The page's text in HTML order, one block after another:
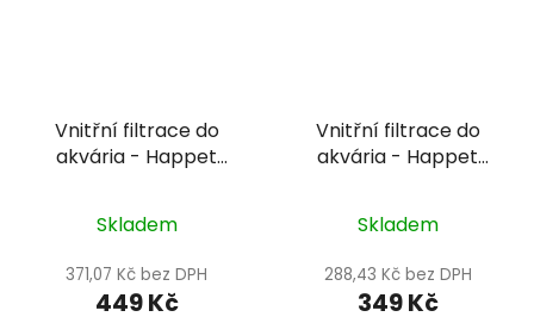
Vnitřní filtrace do
akvária - Happet
Skladem
371,07 Kč bez DPH
449 Kč
Vnitřní filtrace do
akvária - Happet
Skladem
288,43 Kč bez DPH
349 Kč